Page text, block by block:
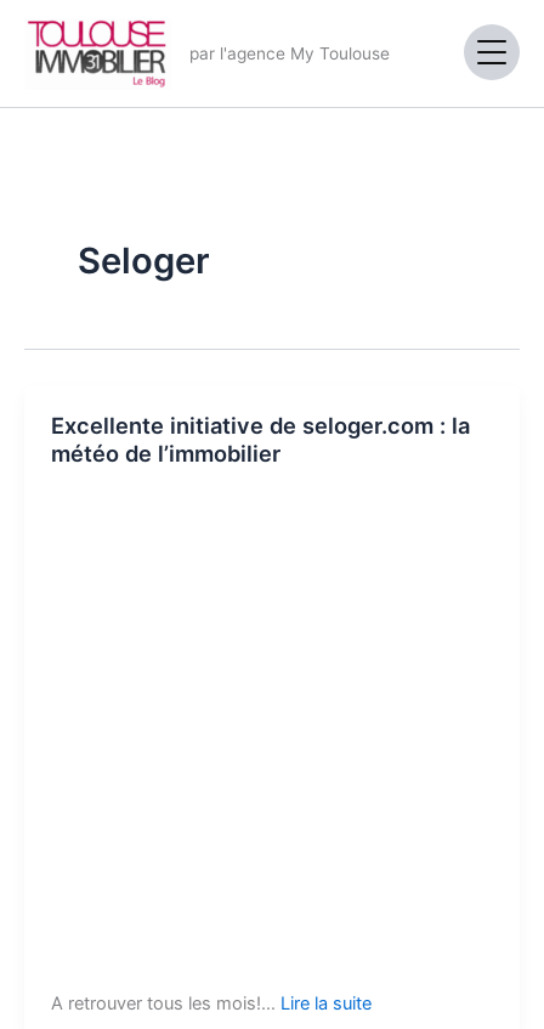
contenu
par l'agence My Toulouse
Seloger
Excellente initiative de seloger.com : la
météo de l’immobilier
A retrouver tous les mois!… Lire la suite